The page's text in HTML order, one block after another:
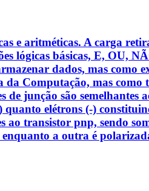
e aritméticas. A carga
lógicas básicas, E, OU,
dados, mas como
Computação, mas como
de junção são
elétrons (-)
transistor pnp, sendo
a outra é